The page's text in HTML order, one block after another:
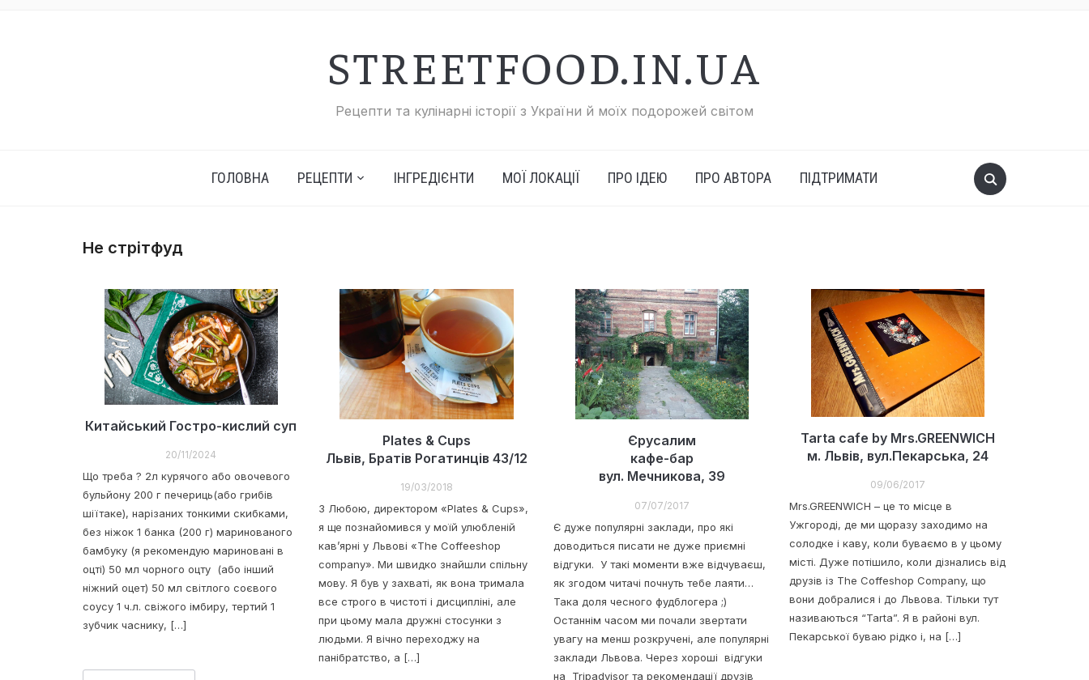
STREETFOOD.IN.UA
Рецепти та кулінарні історії з України й моїх подорожей світом
ГОЛОВНА РЕЦЕПТИ ІНГРЕДІЄНТИ МОЇ ЛОКАЦІЇ ПРО ІДЕЮ ПРО АВТОРА ПІДТРИМАТИ
Не стрітфуд
Китайський Гостро-кислий суп
20/11/2024
Що треба ? 2л курячого або овочевого
бульйону 200 г печериць(або грибів
шіїтаке), нарізаних тонкими скибками,
без ніжок 1 банка (200 г) маринованого
бамбуку (я рекомендую мариновані в
оцті) 50 мл чорного оцту (або інший
ніжний оцет) 50 мл світлого соєвого
соусу 1 ч.л. свіжого імбиру, тертий 1
зубчик часнику, […]
Plates & Cups
Львів, Братів Рогатинців 43/12
19/03/2018
З Любою, директором «Plates & Cups»,
я ще познайомився у моїй улюбленій
кав’ярні у Львові «The Сoffeeshop
company». Ми швидко знайшли спільну
мову. Я був у захваті, як вона тримала
все строго в чистоті і дисципліні, але
при цьому мала дружні стосунки з
людьми. Я вічно переходжу на
панібратство, а […]
Єрусалим
кафе-бар
вул. Мечникова, 39
07/07/2017
Є дуже популярні заклади, про які
доводиться писати не дуже приємні
відгуки. У такі моменти вже відчуваєш,
як згодом читачі почнуть тебе лаяти…
Така доля чесного фудблогера ;)
Останнім часом ми почали звертати
увагу на менш розкручені, але популярні
заклади Львова. Через хороші відгуки
на Tripadvisor та рекомендації друзів
Tarta cafe by Mrs.GREENWICH
м. Львів, вул.Пекарська, 24
09/06/2017
Mrs.GREENWICH – це то місце в
Ужгороді, де ми щоразу заходимо на
солодке і каву, коли буваємо в у цьому
місті. Дуже потішило, коли дізнались від
друзів із The Coffeshop Company, що
вони добралися і до Львова. Тільки тут
називаються “Tarta”. Я в районі вул.
Пекарської буваю рідко і, на […]